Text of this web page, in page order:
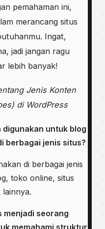
pemahaman ini,
merancang situs
Ingat,
jadi jangan ragu
lebih banyak!
Jenis Konten
di WordPress
digunakan untuk blog
berbagai jenis situs?
di berbagai jenis
toko online, situs
lainnya.
menjadi seorang
memahami struktur